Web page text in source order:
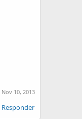
Nov 10, 2013
Responder